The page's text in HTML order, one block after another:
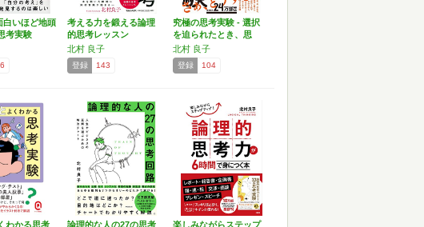
白いほど地頭
考実験
考える力を鍛える論理
的思考レッスン
北村 良子
登録 143
究極の思考実験 - 選択
を迫られたとき、思
考…
北村 良子
登録 104
わかる思考
論理的な人の27の思考
楽しみながらステップ